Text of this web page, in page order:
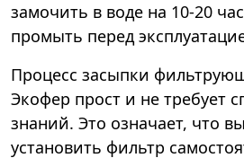
замочить в воде на 10-20
промыть перед
Процесс засыпки
Экофер прост и не требует
знаний. Это означает, что
установить фильтр